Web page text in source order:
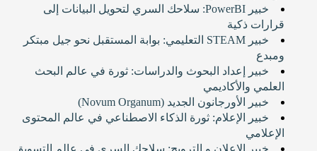
خبير PowerBI: سلاحك السري لتحويل البيانات إلى
قرارات ذكية
خبير STEAM التعليمي: بوابة المستقبل نحو جيل مبتكر
ومبدع
خبير إعداد البحوث والدراسات: ثورة في عالم البحث
العلمي والأكاديمي
خبير الأورجانون الجديد (Novum Organum)
خبير الإعلام: ثورة الذكاء الاصطناعي في عالم المحتوى
الإعلامي
خبير الإعلان و الترويج: سلاحك السري في عالم التسويق